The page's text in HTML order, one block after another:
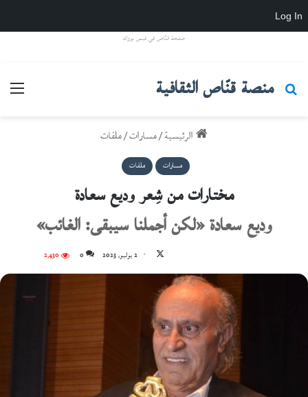
Log In
صفحة قنّاص في فيس بووك
منصة قنّاص الثقافية
بحث عن
الرئيسية/مسارات/ملفات
مسارات ملفات
مختارات من شِعر وديع سعادة
وديع سعادة «لكن أجملنا سيبقى: الغائب»
على
2 يوليو، 2023 0 2٬430